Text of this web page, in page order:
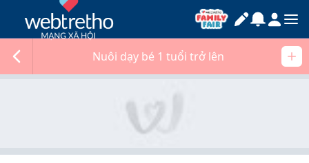
Nuôi dạy bé 1 tuổi trở lên